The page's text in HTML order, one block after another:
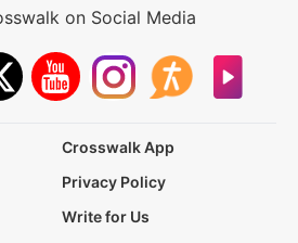
on Social Media
Crosswalk App
Privacy Policy
Write for Us